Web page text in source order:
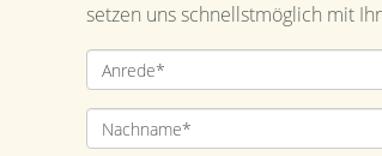
setzen uns schnellstmöglich mit